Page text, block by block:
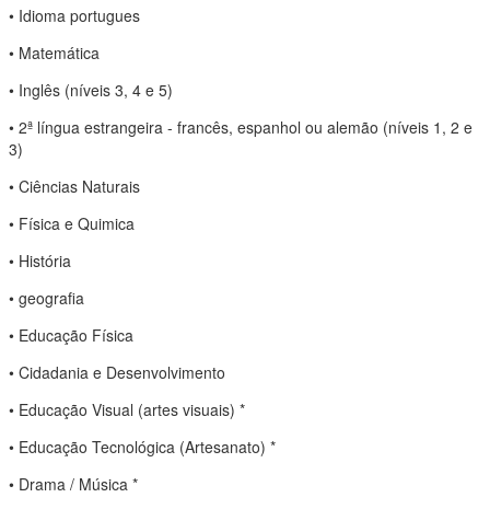
• Idioma portugues
• Matemática
• Inglês (níveis 3, 4 e 5)
• 2ª língua estrangeira - francês, espanhol ou alemão (níveis 1, 2 e
3)
• Ciências Naturais
• Física e Quimica
• História
• geografia
• Educação Física
• Cidadania e Desenvolvimento
• Educação Visual (artes visuais) *
• Educação Tecnológica (Artesanato) *
• Drama / Música *